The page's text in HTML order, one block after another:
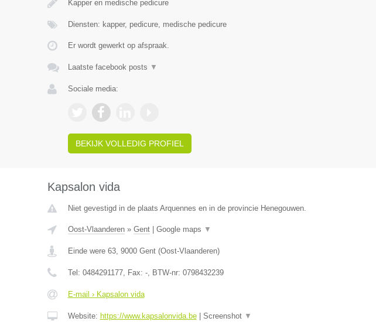
Kapper en medische pedicure
Diensten: kapper, pedicure, medische pedicure
Er wordt gewerkt op afspraak.
Laatste facebook posts ▼
Sociale media:
BEKIJK VOLLEDIG PROFIEL
Kapsalon vida
Niet gevestigd in de plaats Arquennes en in de provincie Henegouwen.
Oost-Vlaanderen» Gent| Google maps ▼
Einde were 63, 9000 Gent(Oost-Vlaanderen)
Tel: 0484291177, Fax: -, BTW-nr: 0798432239
E-mail › Kapsalon vida
Website: https://www.kapsalonvida.be| Screenshot ▼